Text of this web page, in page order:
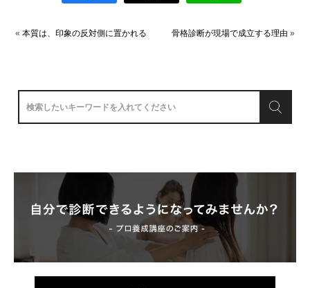
«本質は、印象の反対側に置かれる 骨格診断が現場で成立する理由 »